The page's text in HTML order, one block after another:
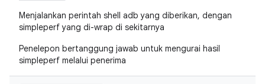
Menjalankan perintah shell adb yang diberikan, dengan
simpleperf yang di-wrap di sekitarnya
Penelepon bertanggung jawab untuk mengurai hasil
simpleperf melalui penerima